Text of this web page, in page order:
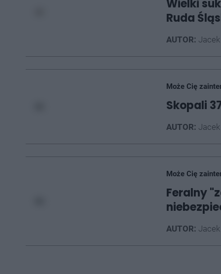
Wielki
Ruda
AUTOR:
Może Cię
Skopali
AUTOR:
Może Cię
Feralny
AUTOR: